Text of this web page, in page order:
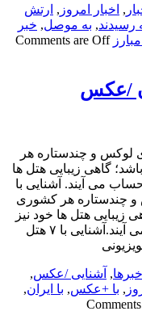
, اخبار امروز , ارتش
رسیدند, به موصل, خبر
Comments are Off
های لوکس و چندستاره هر
گاهی زیبایی هتل ها
می آیند. آشنایی با
و چندستاره هر کشوری
زیبایی هتل ها خود نیز
به عنوان یک جاذبه گردشگری به حساب می آیند.آشنایی با ۷ هتل
, آشنایی /عکس,
, با +عکس, با ایران,